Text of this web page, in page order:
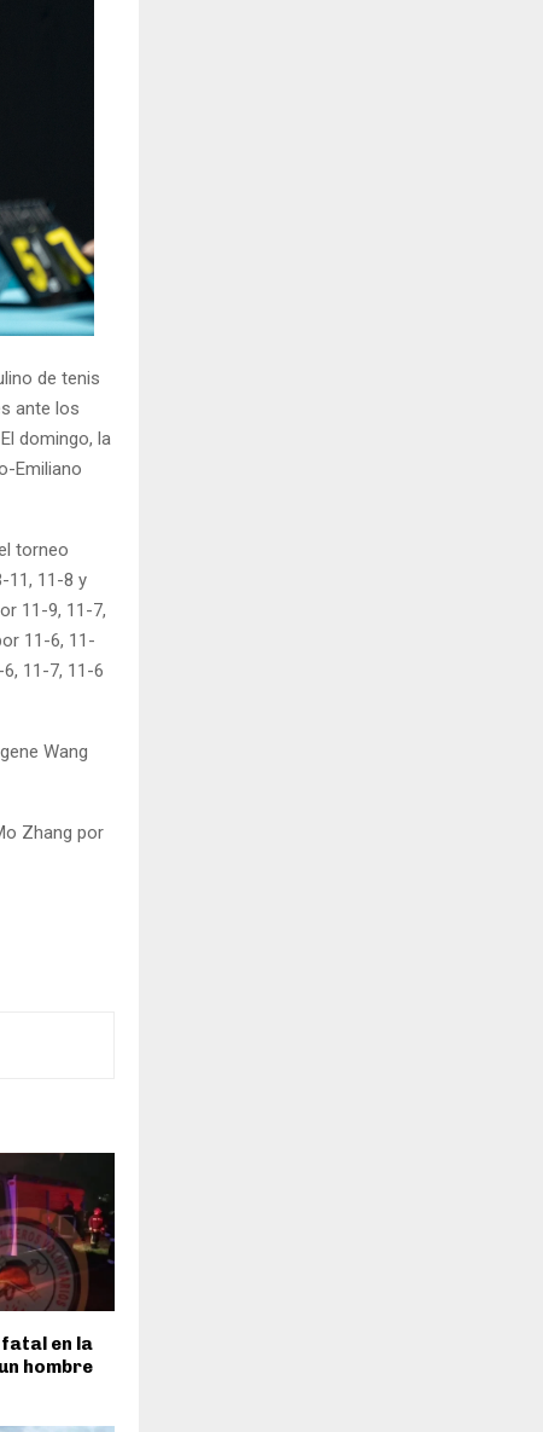
de tenis
ante los
domingo, la
Emiliano
torneo
11, 11-8 y
11-9, 11-7,
11-6, 11-
11-7, 11-6
Wang
Zhang por
en la
hombre